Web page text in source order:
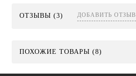
ОТЗЫВЫ (3) ДОБАВИТЬ ОТЗЫВ
ПОХОЖИЕ ТОВАРЫ (8)